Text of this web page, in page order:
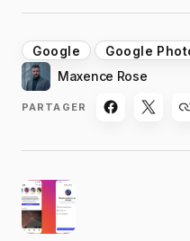
Google Google
Maxence Rose
PARTAGER